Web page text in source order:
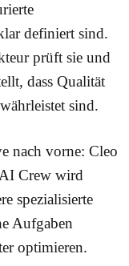
definiert sind.
prüft sie und
dass Qualität
sind.
nach vorne: Cleo
Crew wird
spezialisierte
Aufgaben
optimieren.